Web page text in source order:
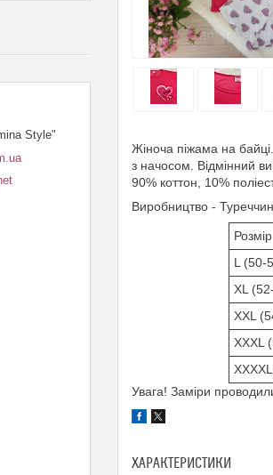
Жіноча піжама на
з начосом. Відмінний
90% коттон, 10%
Виробництво -
Розмір
L (50-
ХL
ХХL
ХХХL
Увага! Заміри
ХАРАКТЕРИСТИКИ
Style"